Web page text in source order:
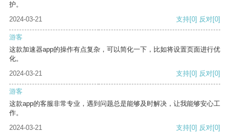
护。
2024-03-21
支持[0] 反对[0]
游客
这款加速器app的操作有点复杂，可以简化一下，比如将设置页面进行优
化。
2024-03-21
支持[0] 反对[0]
游客
这款app的客服非常专业，遇到问题总是能够及时解决，让我能够安心工
作。
2024-03-21
支持[0] 反对[0]